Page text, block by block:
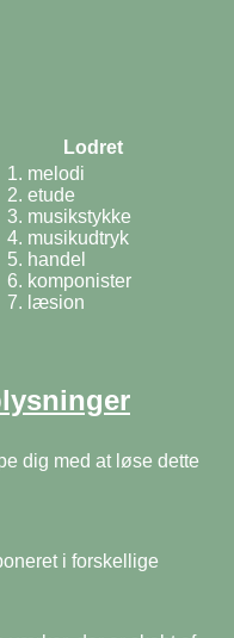
Lodret
melodi
etude
musikstykke
musikudtryk
handel
komponister
læsion
dig med at løse dette
i forskellige